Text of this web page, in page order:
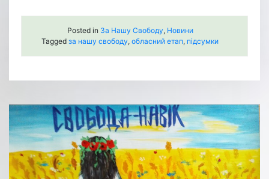
Posted in За Нашу Свободу, Новини
Tagged за нашу свободу, обласний етап, підсумки